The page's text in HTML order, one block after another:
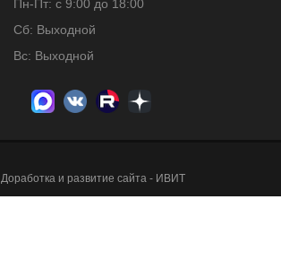
Пн-Пт: с 9:00 до 18:00
Сб: Выходной
Вс: Выходной
Доработка и развитие сайта - ИВИТ